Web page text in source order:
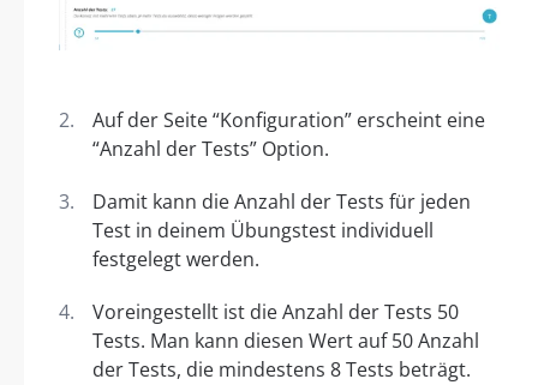
Auf der Seite “Konfiguration” erscheint eine
“Anzahl der Tests” Option.
Damit kann die Anzahl der Tests für jeden
Test in deinem Übungstest individuell
festgelegt werden.
Voreingestellt ist die Anzahl der Tests 50
Tests. Man kann diesen Wert auf 50 Anzahl
der Tests, die mindestens 8 Tests beträgt.